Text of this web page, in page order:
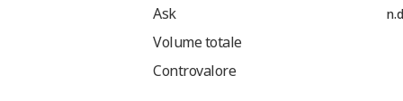
Ask
Volume totale
Controvalore